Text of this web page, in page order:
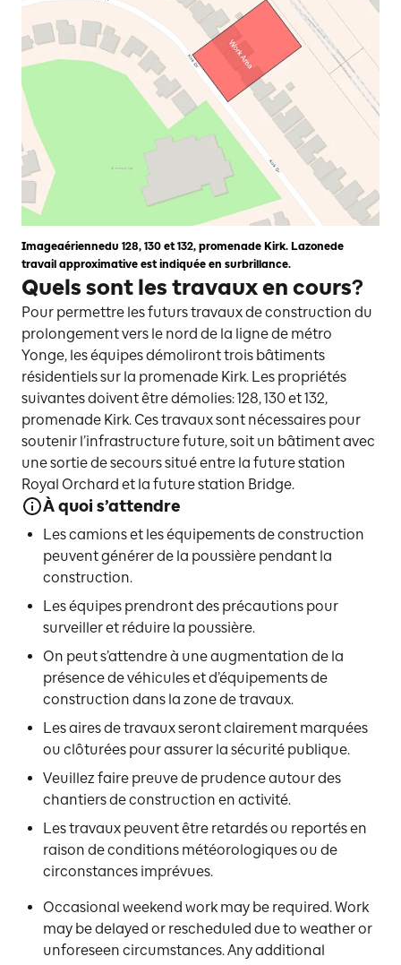
Imageaériennedu 128, 130 et 132, promenade Kirk. Lazonede
travail approximative est indiquée en surbrillance.
Quels sont les travaux en cours?
Pour permettre les futurs travaux de construction du
prolongement vers le nord de la ligne de métro
Yonge, les équipes démoliront trois bâtiments
résidentiels sur la promenade Kirk. Les propriétés
suivantes doivent être démolies: 128, 130 et 132,
promenade Kirk. Ces travaux sont nécessaires pour
soutenir l’infrastructure future, soit un bâtiment avec
une sortie de secours situé entre la future station
Royal Orchard et la future station Bridge.
À quoi s’attendre
Les camions et les équipements de construction
peuvent générer de la poussière pendant la
construction.
Les équipes prendront des précautions pour
surveiller et réduire la poussière.
On peut s’attendre à une augmentation de la
présence de véhicules et d’équipements de
construction dans la zone de travaux.
Les aires de travaux seront clairement marquées
ou clôturées pour assurer la sécurité publique.
Veuillez faire preuve de prudence autour des
chantiers de construction en activité.
Les travaux peuvent être retardés ou reportés en
raison de conditions météorologiques ou de
circonstances imprévues.
Occasional weekend work may be required. Work
may be delayed or rescheduled due to weather or
unforeseen circumstances. Any additional